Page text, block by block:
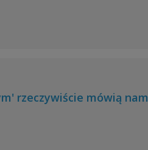
rzeczywiście mówią nam